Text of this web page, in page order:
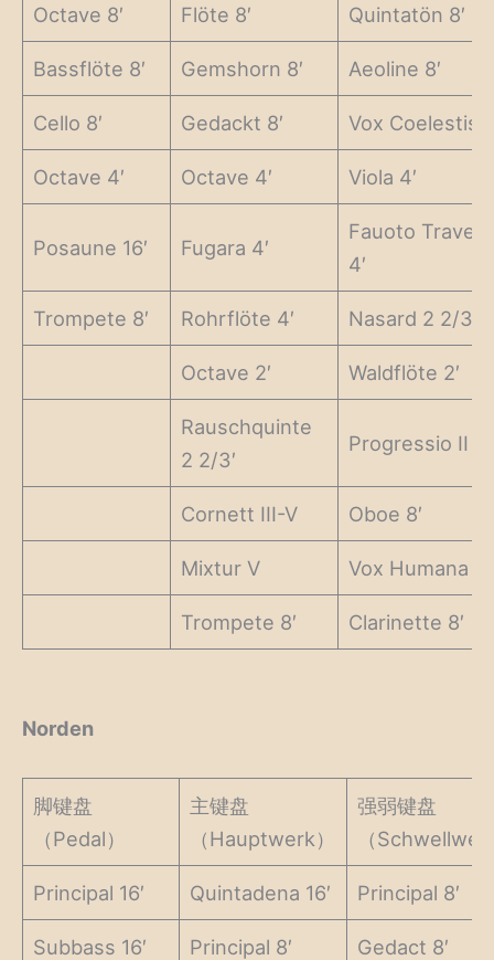
Octave 8′ Flöte 8′ Quintatön 8′
Bassflöte 8′ Gemshorn 8′ Aeoline 8′
Cello 8′ Gedackt 8′ Vox Coelestis
Octave 4′ Octave 4′ Viola 4′
Posaune 16′ Fugara 4′
Fauoto
4′
Trompete 8′ Rohrflöte 4′ Nasard 2 2/3′
Octave 2′ Waldflöte 2′
Rauschquinte
2 2/3′
Progressio II –
Cornett III-V Oboe 8′
Mixtur V Vox Humana 8′
Trompete 8′ Clarinette 8′
Norden
脚键盘
（Pedal）
主键盘
（Hauptwerk）
强弱键盘
（
Principal 16′ Quintadena 16′ Principal 8′
Subbass 16′ Principal 8′ Gedact 8′